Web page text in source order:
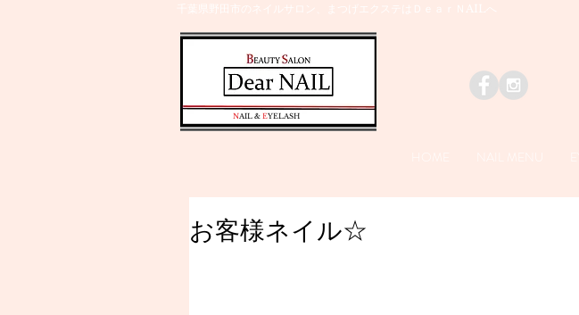
千葉県野田市のネイルサロン、まつげエクステはＤｅａｒＮAILへ
​NAIL & EYELASH
お客様ネイル☆